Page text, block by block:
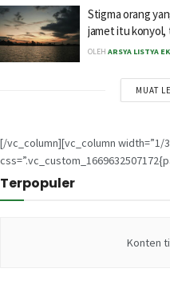
Stigma orang
jamet itu konyol,
OLEH ARSYA LISTYA
MUAT
[/vc_column][vc_column width=”1/
Terpopuler
Konten